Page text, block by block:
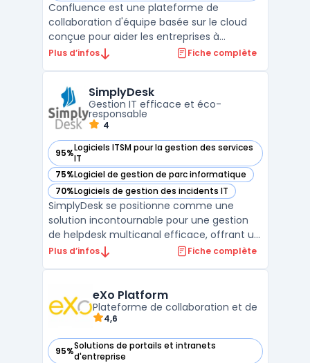
Confluence est une plateforme de
collaboration d'équipe basée sur le cloud
conçue pour aider les entreprises à
organiser et à gérer leur contenu. Elle
des fonctionnalités de Gestion Electronique
de Documents (GED) et de c ...
Plus d’infos Fiche complète
SimplyDesk
Gestion IT efficace et éco-
responsable
4
95%Logiciels ITSM pour la gestion des services
IT
— voir SimplyDesk dans cette catégorie
75%Logiciel de gestion de parc informatique
— voir SimplyDesk dans cette catégorie
70%Logiciels de gestion des incidents IT
— voir SimplyDesk dans cette catégorie
SimplyDesk se positionne comme une
solution incontournable pour une gestion
de helpdesk multicanal efficace, offrant un
support client optimal à travers divers
IT fait de SimplyDesk un outil essentiel pour
les service ...
Plus d’infos Fiche complète
eXo Platform
Plateforme de collaboration et de
4,6
95%Solutions de portails et intranets
d'entreprise
— voir eXo Platform dans cette catégorie